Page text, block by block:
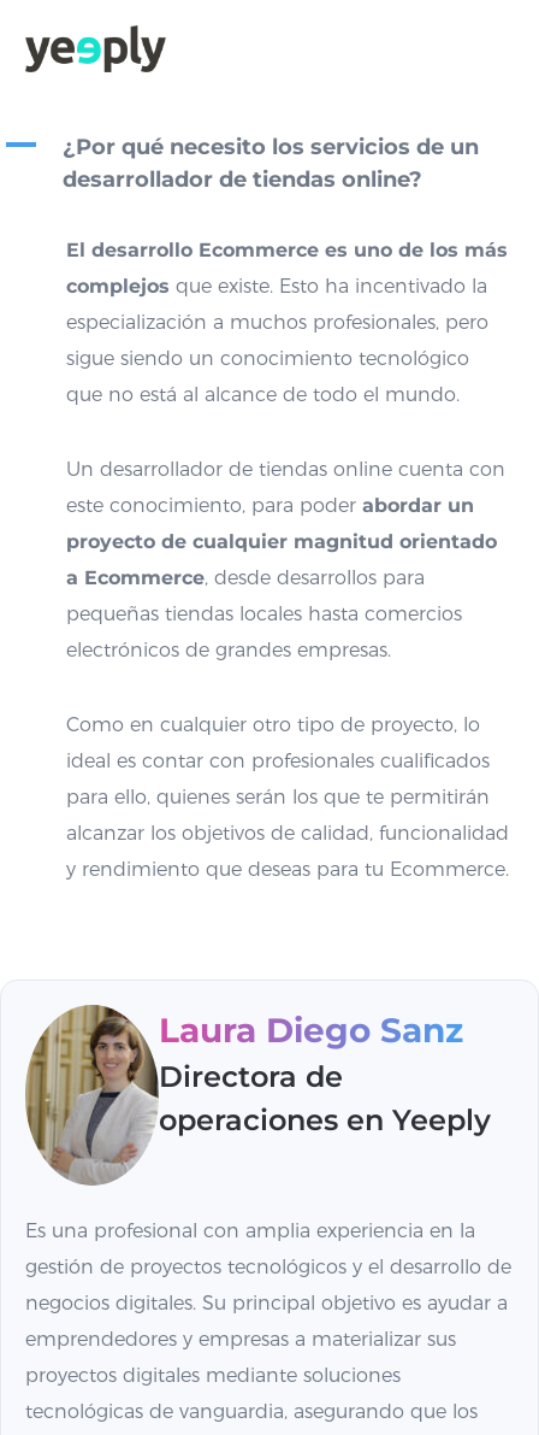
A
¿Por qué necesito los servicios de un
desarrollador de tiendas online?
El desarrollo Ecommerce es uno de los más
complejos que existe. Esto ha incentivado la
especialización a muchos profesionales, pero
sigue siendo un conocimiento tecnológico
que no está al alcance de todo el mundo.
Un desarrollador de tiendas online cuenta con
este conocimiento, para poder abordar un
proyecto de cualquier magnitud orientado
a Ecommerce, desde desarrollos para
pequeñas tiendas locales hasta comercios
electrónicos de grandes empresas.
Como en cualquier otro tipo de proyecto, lo
ideal es contar con profesionales cualificados
para ello, quienes serán los que te permitirán
alcanzar los objetivos de calidad, funcionalidad
y rendimiento que deseas para tu Ecommerce.
Laura Diego Sanz
Directora de
operaciones en Yeeply
Es una profesional con amplia experiencia en la
gestión de proyectos tecnológicos y el desarrollo de
negocios digitales. Su principal objetivo es ayudar a
emprendedores y empresas a materializar sus
proyectos digitales mediante soluciones
tecnológicas de vanguardia, asegurando que los